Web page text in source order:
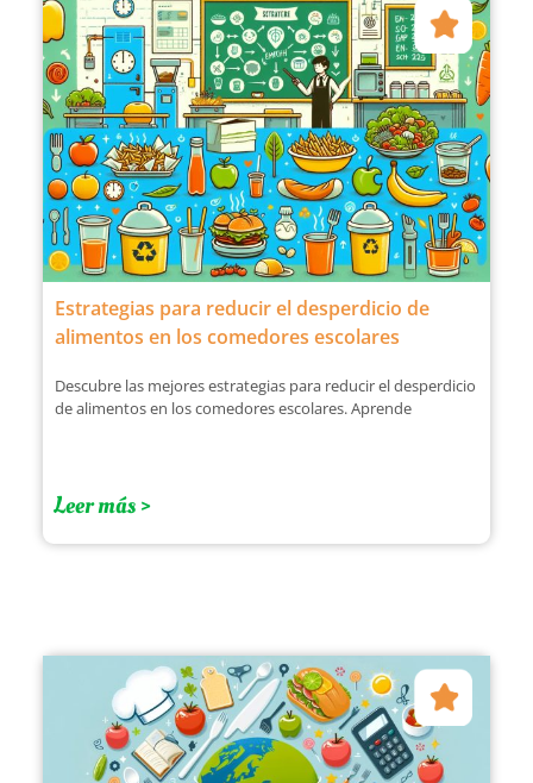
Estrategias para reducir el desperdicio de
alimentos en los comedores escolares
Descubre las mejores estrategias para reducir el desperdicio
de alimentos en los comedores escolares. Aprende
Leer más >